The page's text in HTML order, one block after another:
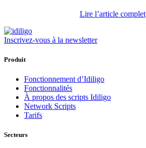
Lire l’article complet
Inscrivez-vous à la newsletter
Produit
Fonctionnement d’Idiligo
Fonctionnalités
À propos des scripts Idiligo
Network Scripts
Tarifs
Secteurs